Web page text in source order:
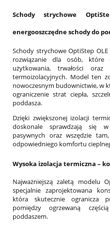
Schody strychowe
energooszczędne schody do
Schody strychowe OptiStep
rozwiązanie dla osób, które
użytkowania, trwałości
termoizolacyjnych. Model ten
nowoczesnym budownictwie, w
ograniczenie strat ciepła,
poddasza.
Dzięki zwiększonej izolacji
doskonale sprawdzają się w
pasywnych oraz wszędzie
odpowiedniego komfortu
Wysoka izolacja termiczna –
Najważniejszą zaletą modelu
specjalnie zaprojektowana
która skutecznie ogranicza
pomiędzy ogrzewaną
poddaszem.